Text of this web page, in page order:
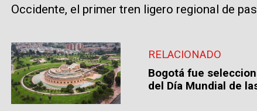
Occidente, el primer tren ligero regional de
RELACIONADO
Bogotá fue
del Día Mundial de